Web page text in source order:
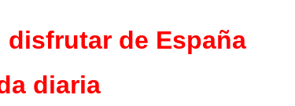
de España
diaria